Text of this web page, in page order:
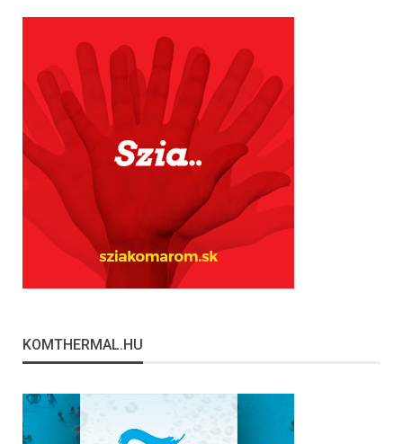
KOMTHERMAL.HU